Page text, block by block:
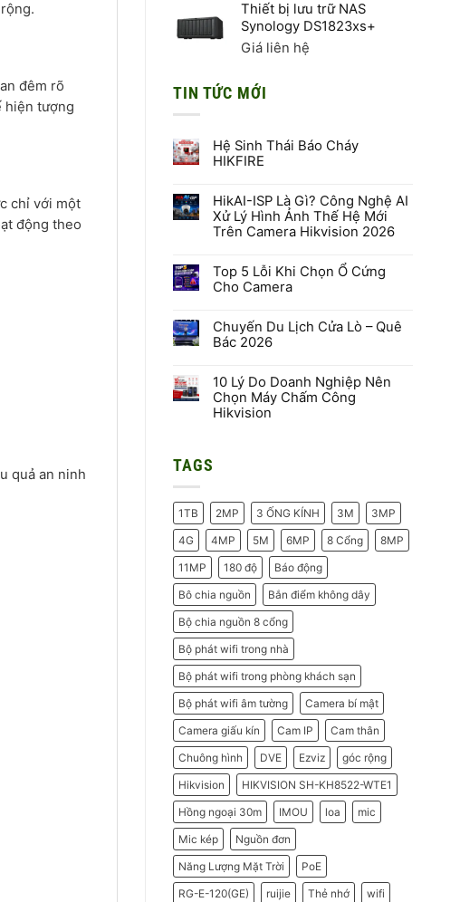
Thiết bị lưu trữ NAS
Synology DS1823xs+
Giá liên hệ
TIN TỨC MỚI
Hệ Sinh Thái Báo Cháy
HIKFIRE
bình
luận
ở
Hệ
Báo
Cháy
HIKFIRE
HikAI-ISP Là Gì? Công Nghệ AI
Xử Lý Hình Ảnh Thế Hệ Mới
Trên Camera Hikvision 2026
bình
luận
ở
Là
Gì?
Công
Xử
Lý
Hình
Ảnh
Camera
Top 5 Lỗi Khi Chọn Ổ Cứng
Cho Camera
bình
luận
ở
Lỗi
Khi
Chọn
Ổ
Chuyến Du Lịch Cửa Lò – Quê
Bác 2026
bình
luận
ở
Chuyến
–
2026
10 Lý Do Doanh Nghiệp Nên
Chọn Máy Chấm Công
Hikvision
ở
Do
Doanh
Nghiệp
Nên
Chọn
Máy
Chấm
Công
Hikvision
TAGS
1TB 2MP 3 ỐNG KÍNH 3M
3MP
4G
4MP 5M 6MP 8 Cổng
8MP
11MP
180 độ
Báo động
Bô chia nguồn
Bắn điểm không dây
Bộ chia nguồn 8 cổng
Bộ phát wifi trong nhà
Bộ phát wifi trong phòng khách sạn
Bộ phát wifi âm tường
Camera bí mật
Camera giấu kín
Cam IP
Cam thân
Chuông hình
DVE Ezviz
góc rộng
Hikvision
HIKVISION SH-KH8522-WTE1
Hồng ngoại 30m
IMOU loa
mic
Mic kép
Nguồn đơn
Năng Lượng Mặt Trời
PoE
RG-E-120(GE)
ruijie Thẻ nhớ
wifi
đêm rõ
hiện tượng
chỉ với một
động theo
quả an ninh